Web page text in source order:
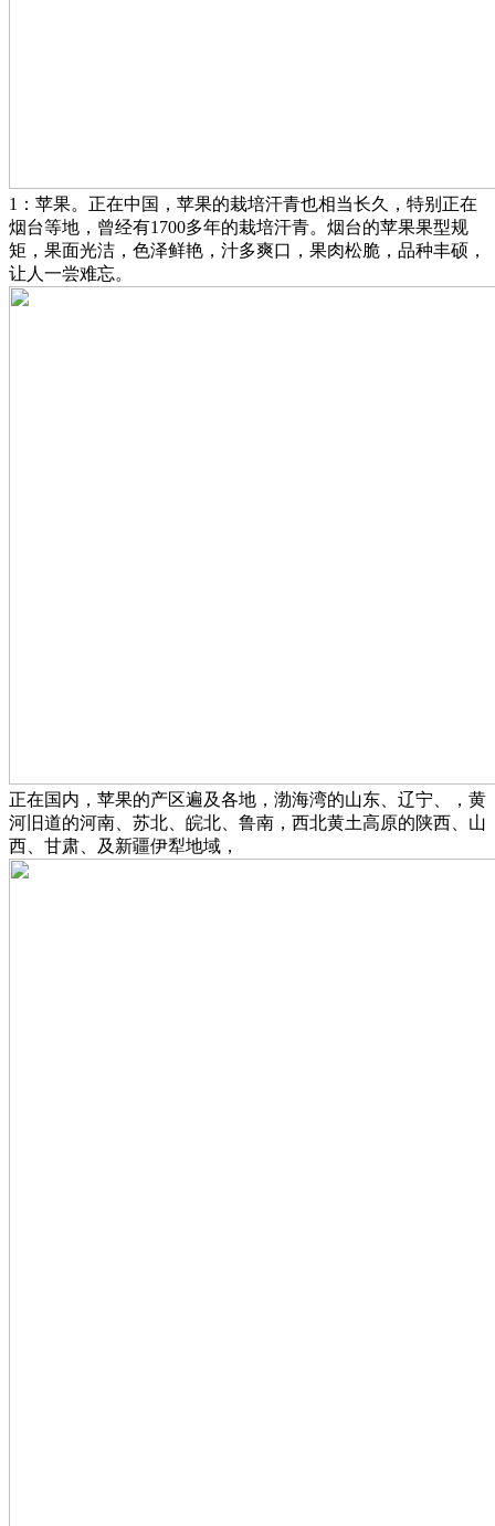
1：苹果。正在中国，苹果的栽培汗青也相当长久，特别正在
烟台等地，曾经有1700多年的栽培汗青。烟台的苹果果型规
矩，果面光洁，色泽鲜艳，汁多爽口，果肉松脆，品种丰硕，
让人一尝难忘。
正在国内，苹果的产区遍及各地，渤海湾的山东、辽宁、，黄
河旧道的河南、苏北、皖北、鲁南，西北黄土高原的陕西、山
西、甘肃、及新疆伊犁地域，